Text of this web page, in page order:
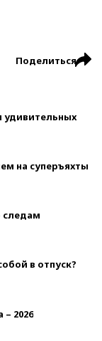
Поделиться
удивительных
на суперъяхты
следам
в отпуск?
2026